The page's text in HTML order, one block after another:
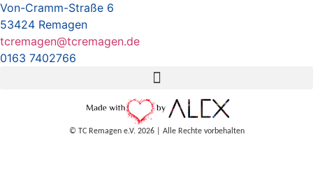
Von-Cramm-Straße 6
53424 Remagen
tcremagen@tcremagen.de
0163 7402766
©️ TC Remagen e.V. 2026 | Alle Rechte vorbehalten